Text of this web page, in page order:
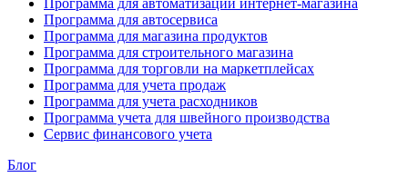
Программа для автоматизации интернет-магазина
Программа для автосервиса
Программа для магазина продуктов
Программа для строительного магазина
Программа для торговли на маркетплейсах
Программа для учета продаж
Программа для учета расходников
Программа учета для швейного производства
Сервис финансового учета
Блог